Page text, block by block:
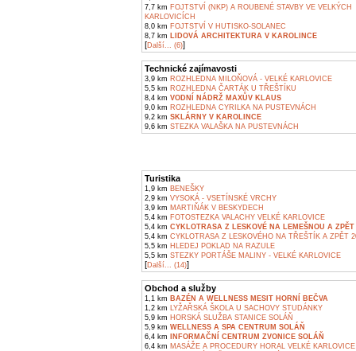
7,7 km FOJTSTVÍ (NKP) A ROUBENÉ STAVBY VE VELKÝCH
KARLOVICÍCH
8,0 km FOJTSTVÍ V HUTISKO-SOLANEC
8,7 km LIDOVÁ ARCHITEKTURA V KAROLINCE
[Další... (6)]
Technické zajímavosti
3,9 km ROZHLEDNA MILOŇOVÁ - VELKÉ KARLOVICE
5,5 km ROZHLEDNA ČARTÁK U TŘEŠTÍKU
8,4 km VODNÍ NÁDRŽ MAXŮV KLAUS
9,0 km ROZHLEDNA CYRILKA NA PUSTEVNÁCH
9,2 km SKLÁRNY V KAROLINCE
9,6 km STEZKA VALAŠKA NA PUSTEVNÁCH
Turistika
1,9 km BENEŠKY
2,9 km VYSOKÁ - VSETÍNSKÉ VRCHY
3,9 km MARTIŇÁK V BESKYDECH
5,4 km FOTOSTEZKA VALACHY VELKÉ KARLOVICE
5,4 km CYKLOTRASA Z LESKOVÉ NA LEMEŠNOU A ZPĚT
5,4 km CYKLOTRASA Z LESKOVÉHO NA TŘEŠTÍK A ZPĚT
5,5 km HLEDEJ POKLAD NA RAZULE
5,5 km STEZKY PORTÁŠE MALINY - VELKÉ KARLOVICE
[Další... (14)]
Obchod a služby
1,1 km BAZÉN A WELLNESS MESIT HORNÍ BEČVA
1,2 km LYŽAŘSKÁ ŠKOLA U SACHOVY STUDÁNKY
5,9 km HORSKÁ SLUŽBA STANICE SOLÁŇ
5,9 km WELLNESS A SPA CENTRUM SOLÁŇ
6,4 km
INFORMAČNÍ CENTRUM ZVONICE SOLÁŇ
6,4 km MASÁŽE A PROCEDURY HORAL VELKÉ KARLOVICE